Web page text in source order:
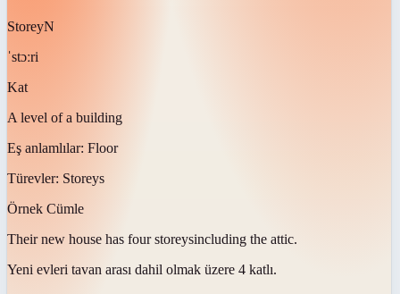
StoreyN
ˈstɔːri
Kat
A level of a building
Eş anlamlılar: Floor
Türevler: Storeys
Örnek Cümle
Their new house has four storeysincluding the attic.
Yeni evleri tavan arası dahil olmak üzere 4 katlı.